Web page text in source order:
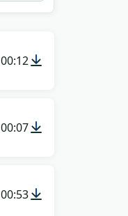
00:12
00:07
00:53